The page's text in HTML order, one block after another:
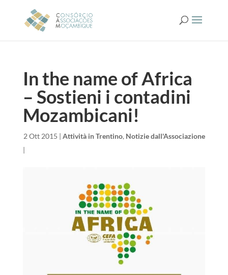
In the name of Africa
– Sostieni i contadini
Mozambicani!
2 Ott 2015 | Attività in Trentino, Notizie dall'Associazione
|